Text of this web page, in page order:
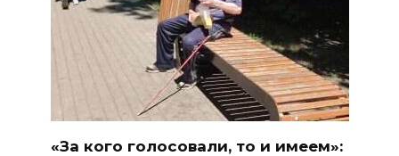
«За кого голосовали, то и имеем»: